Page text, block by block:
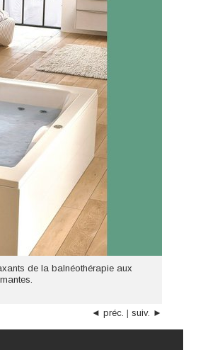
de la balnéothérapie aux
◄ préc. | suiv. ►